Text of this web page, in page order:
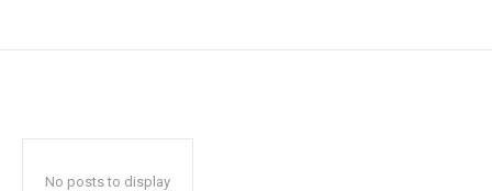
No posts to display